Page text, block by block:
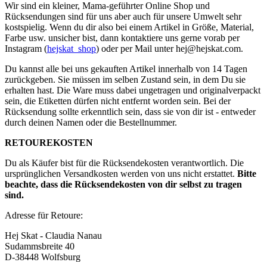
Wir sind ein kleiner, Mama-geführter Online Shop und
Rücksendungen sind für uns aber auch für unsere Umwelt sehr
kostspielig. Wenn du dir also bei einem Artikel in Größe, Material,
Farbe usw. unsicher bist, dann kontaktiere uns gerne vorab per
Instagram (hejskat_shop) oder per Mail unterhej@hejskat.com.
Du kannst alle bei uns gekauften Artikel innerhalb von 14 Tagen
zurückgeben. Sie müssen im selben Zustand sein, in dem Du sie
erhalten hast. Die Ware muss dabei ungetragen und originalverpackt
sein, die Etiketten dürfen nicht entfernt worden sein. Bei der
Rücksendung sollte erkenntlich sein, dass sie von dir ist - entweder
durch deinen Namen oder die Bestellnummer.
RETOUREKOSTEN
Du als Käufer bist für die Rücksendekosten verantwortlich. Die
ursprünglichen Versandkosten werden von uns nicht erstattet. Bitte
beachte, dass die Rücksendekosten von dir selbst zu tragen
sind.
Adresse für Retoure:
Hej Skat - Claudia Nanau
Sudammsbreite 40
D-38448 Wolfsburg